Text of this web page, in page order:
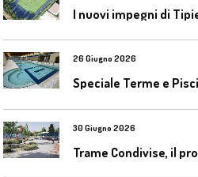
I nuovi impegni di
26 Giugno 2026
30 Giugno 2026